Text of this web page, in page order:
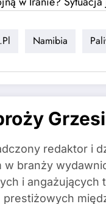
Namibia
redaktor i
w branży
i angażujących
prestiżowych